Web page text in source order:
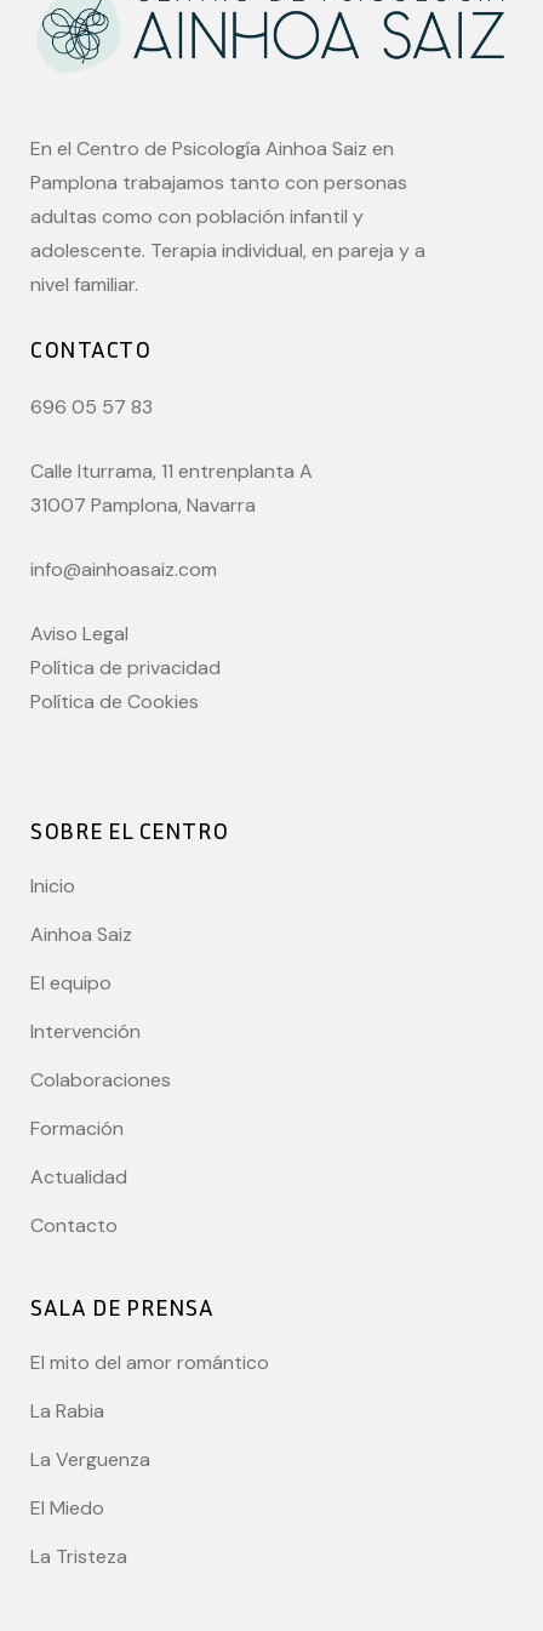
En el Centro de Psicología Ainhoa Saiz en
Pamplona trabajamos tanto con personas
adultas como con población infantil y
adolescente. Terapia individual, en pareja y a
nivel familiar.
CONTACTO
696 05 57 83
Calle Iturrama, 11 entrenplanta A
31007 Pamplona, Navarra
info@ainhoasaiz.com
Aviso Legal
Política de privacidad
Política de Cookies
SOBRE EL CENTRO
Inicio
Ainhoa Saiz
El equipo
Intervención
Colaboraciones
Formación
Actualidad
Contacto
SALA DE PRENSA
El mito del amor romántico
La Rabia
La Verguenza
El Miedo
La Tristeza